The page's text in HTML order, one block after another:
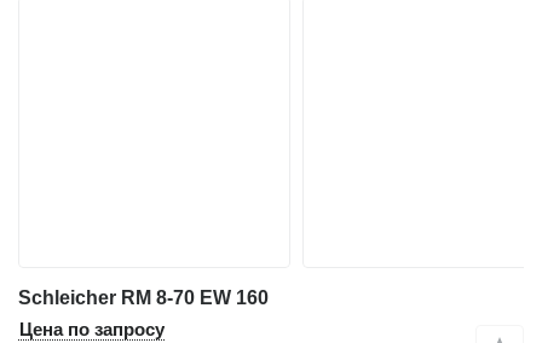
Schleicher RM 8-70 EW 160
Цена по запросу